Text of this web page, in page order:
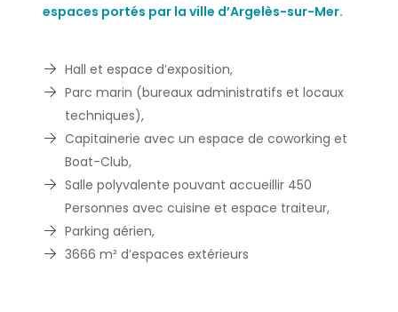
espaces portés par la ville d’Argelès-sur-Mer.
Hall et espace d’exposition,
Parc marin (bureaux administratifs et locaux
techniques),
Capitainerie avec un espace de coworking et
Boat-Club,
Salle polyvalente pouvant accueillir 450
Personnes avec cuisine et espace traiteur,
Parking aérien,
3666 m² d’espaces extérieurs